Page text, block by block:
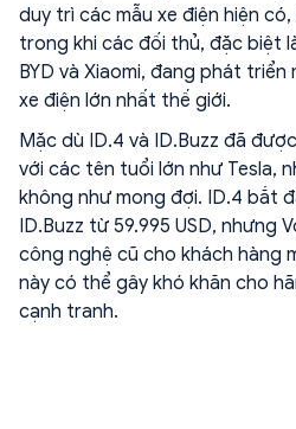
duy trì các mẫu xe điện hiện có,
trong khi các đối thủ, đặc biệt
BYD và Xiaomi, đang phát
xe điện lớn nhất thế giới.
Mặc dù ID.4 và ID.Buzz đã
với các tên tuổi lớn như Tesla,
không như mong đợi. ID.4 bắt
ID.Buzz từ 59.995 USD, nhưng
công nghệ cũ cho khách hàng
này có thể gây khó khăn cho
cạnh tranh.